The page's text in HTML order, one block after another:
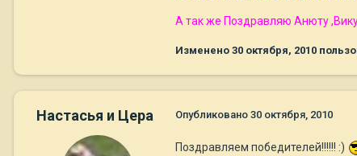
А так же Поздравляю Анюту
Изменено 30 октября, 2010
Настасья и Цера Опубликовано 30 октября, 2010
Поздравляем победителей!!!!!! :)